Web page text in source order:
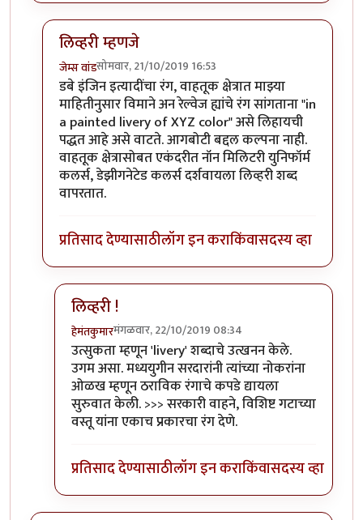
लिव्हरी म्हणजे
जेम्स वांडसोमवार, 21/10/2019 16:53
In reply toछान !byहेमंतकुमार
डबे इंजिन इत्यादींचा रंग, वाहतूक क्षेत्रात माझ्या
माहितीनुसार विमाने अन रेल्वेज ह्यांचे रंग सांगताना "in
a painted livery of XYZ color" असे लिहायची
पद्धत आहे असे वाटते. आगबोटी बद्दल कल्पना नाही.
वाहतूक क्षेत्रासोबत एकंदरीत नॉन मिलिटरी युनिफॉर्म
कलर्स, डेझीगनेटेड कलर्स दर्शवायला लिव्हरी शब्द
वापरतात.
प्रतिसाद देण्यासाठीलॉग इन कराकिंवासदस्य व्हा
लिव्हरी !
हेमंतकुमारमंगळवार, 22/10/2019 08:34
In reply toलिव्हरी म्हणजेbyजेम्स वांड
उत्सुकता म्हणून 'livery' शब्दाचे उत्खनन केले.
उगम असा. मध्ययुगीन सरदारांनी त्यांच्या नोकरांना
ओळख म्हणून ठराविक रंगाचे कपडे द्यायला
सुरुवात केली. >>> सरकारी वाहने, विशिष्ट गटाच्या
वस्तू यांना एकाच प्रकारचा रंग देणे.
प्रतिसाद देण्यासाठीलॉग इन कराकिंवासदस्य व्हा